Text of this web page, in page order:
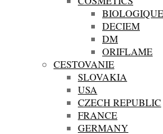
DECIEM
DM
ORIFLAME
CESTOVANIE
SLOVAKIA
USA
CZECH REPUBLIC
FRANCE
GERMANY